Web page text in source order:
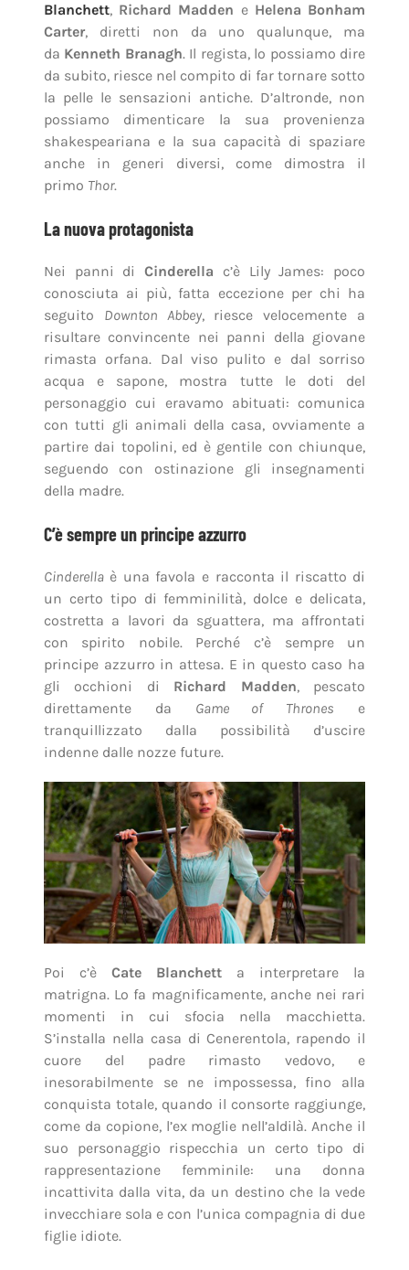
Blanchett, Richard Madden e Helena Bonham
Carter, diretti non da uno qualunque, ma
da Kenneth Branagh. Il regista, lo possiamo dire
da subito, riesce nel compito di far tornare sotto
la pelle le sensazioni antiche. D’altronde, non
possiamo dimenticare la sua provenienza
shakespeariana e la sua capacità di spaziare
anche in generi diversi, come dimostra il
primo Thor.
La nuova protagonista
Nei panni diCinderella c’è Lily James: poco
conosciuta ai più, fatta eccezione per chi ha
seguito Downton Abbey, riesce velocemente a
risultare convincente nei panni della giovane
rimasta orfana. Dal viso pulito e dal sorriso
acqua e sapone, mostra tutte le doti del
personaggio cui eravamo abituati: comunica
con tutti gli animali della casa, ovviamente a
partire dai topolini, ed è gentile con chiunque,
seguendo con ostinazione gli insegnamenti
della madre.
C’è sempre un principe azzurro
Cinderellaè una favola e racconta il riscatto di
un certo tipo di femminilità, dolce e delicata,
costretta a lavori da sguattera, ma affrontati
con spirito nobile. Perché c’è sempre un
principe azzurro in attesa. E in questo caso ha
gli occhioni di Richard Madden, pescato
direttamente da Game of Thrones e
tranquillizzato dalla possibilità d’uscire
indenne dalle nozze future.
Poi c’è Cate Blanchett a interpretare la
matrigna. Lo fa magnificamente, anche nei rari
momenti in cui sfocia nella macchietta.
S’installa nella casa di Cenerentola, rapendo il
cuore del padre rimasto vedovo, e
inesorabilmente se ne impossessa, fino alla
conquista totale, quando il consorte raggiunge,
come da copione, l’ex moglie nell’aldilà. Anche il
suo personaggio rispecchia un certo tipo di
rappresentazione femminile: una donna
incattivita dalla vita, da un destino che la vede
invecchiare sola e con l’unica compagnia di due
figlie idiote.